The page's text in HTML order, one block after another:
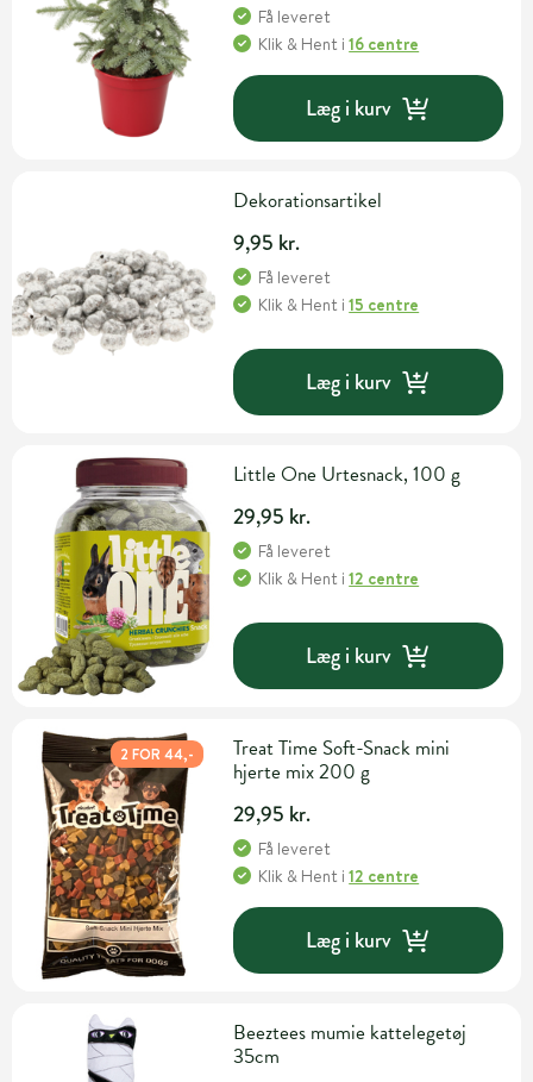
Få leveret
Klik & Hent i16 centre
Læg i kurv
Dekorationsartikel
9,95 kr.
Få leveret
Klik & Hent i15 centre
Læg i kurv
Little One Urtesnack, 100 g
29,95 kr.
Få leveret
Klik & Hent i12 centre
Læg i kurv
2 FOR 44,-
Treat Time Soft-Snack mini
hjerte mix 200 g
29,95 kr.
Få leveret
Klik & Hent i12 centre
Læg i kurv
Beeztees mumie kattelegetøj
35cm